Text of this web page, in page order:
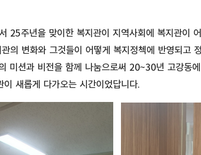
25주년을 맞이한 복지관이 지역사회에 복지관이
의 변화와 그것들이 어떻게 복지정첵에 반영되고
미션과 비전을 함께 나눔으로써 20~30년 고강동
이 새롭게 다가오는 시간이었답니다.